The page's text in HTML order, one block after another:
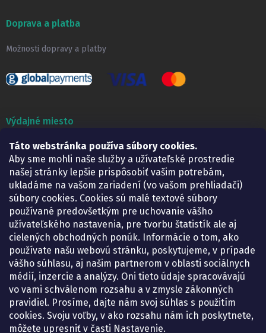
Táto webstránka používa súbory cookies.
Aby sme mohli naše služby a užívateľské prostredie
našej stránky lepšie prispôsobiť vašim potrebám,
ukladáme na vašom zariadení (vo vašom prehliadači)
súbory cookies. Cookies sú malé textové súbory
používané predovšetkým pre uchovanie vášho
užívateľského nastavenia, pre tvorbu štatistík ale aj
cielených obchodných ponúk. Informácie o tom, ako
používate našu webovú stránku, poskytujeme, v prípade
vášho súhlasu, aj našim partnerom v oblasti sociálnych
médií, inzercie a analýzy. Oni tieto údaje spracovávajú
vo vami schválenom rozsahu a v zmysle zákonných
pravidiel. Prosíme, dajte nám svoj súhlas s použitím
cookies. Svoju voľby, v ako rozsahu nám ich poskytnete,
môžete upresniť v časti Nastavenie.
Doprava a platba
Možnosti dopravy a platby
Výdajné miesto
Lekáreň ADONAI
Košice – Smetanova 2
Pondelok:
07.30 – 15.30 h.
Utorok:
07.30 – 16.00 h.
Streda:
07.30 – 16.00 h.
Štvrtok:
07.30 – 15.30 h.
Piatok:
07.30 – 15.30 h.
KONTAKT
eshop@lekarenadonai.sk
+421 948 203 203
Nájdete nás na Facebooku.
lekarenadonai/